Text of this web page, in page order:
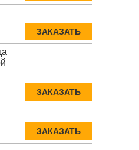
ЗАКАЗАТЬ
ЗАКАЗАТЬ
ЗАКАЗАТЬ